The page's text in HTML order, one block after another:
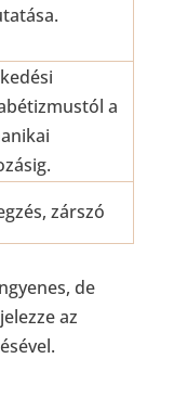
a
zárszó
de
az